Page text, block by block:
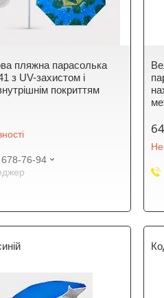
пляжна парасолька
з UV-захистом і
покриттям
76-94